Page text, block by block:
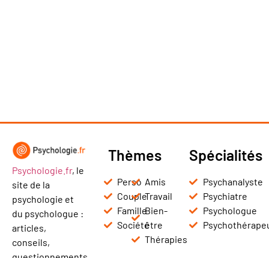
Psychologie.fr, le
site de la
psychologie et
du psychologue :
articles,
conseils,
Thèmes
Perso
Couple
Famille
Société
Amis
Travail
Bien-
être
Thérapies
Spécialités
Psychanalyste
Psychiatre
Psychologue